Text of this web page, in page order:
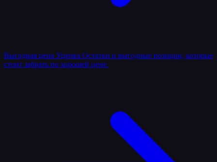
Выгодная цена Уценка Остатки и выгодные позиции, которые
стоит забрать по хорошей цене.